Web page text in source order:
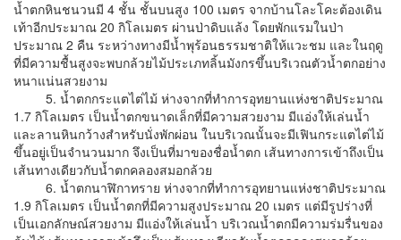
น้ำตกหินชนวนมี 4 ชั้น ชั้นบนสูง 100 เมตร จากบ้านโละโคะต้องเดิน
เท้าอีกประมาณ 20 กิโลเมตร ผ่านป่าดิบแล้ง โดยพักแรมในป่า
ประมาณ 2 คืน ระหว่างทางมีน้ำพุร้อนธรรมชาติให้แวะชม และในฤดู
ที่มีความชื้นสูงจะพบกล้วยไม้ประเภทลิ้นมังกรขึ้นบริเวณตัวน้ำตกอย่าง
หนาแน่นสวยงาม
5. น้ำตกกระแตไต่ไม้ ห่างจากที่ทำการอุทยานแห่งชาติประมาณ
1.7 กิโลเมตร เป็นน้ำตกขนาดเล็กที่มีความสวยงาม มีแอ่งให้เล่นน้ำ
และลานหินกว้างสำหรับนั่งพักผ่อน ในบริเวณนั้นจะมีเฟินกระแตไต่ไม้
ขึ้นอยู่เป็นจำนวนมาก จึงเป็นที่มาของชื่อน้ำตก เส้นทางการเข้าถึงเป็น
เส้นทางเดียวกับน้ำตกคลองสมอกล้วย
6. น้ำตกนาฬิกาทราย ห่างจากที่ทำการอุทยานแห่งชาติประมาณ
1.9 กิโลเมตร เป็นน้ำตกที่มีความสูงประมาณ 20 เมตร แต่มีรูปร่างที่
เป็นเอกลักษณ์สวยงาม มีแอ่งให้เล่นน้ำ บริเวณน้ำตกมีความร่มรื่นของ